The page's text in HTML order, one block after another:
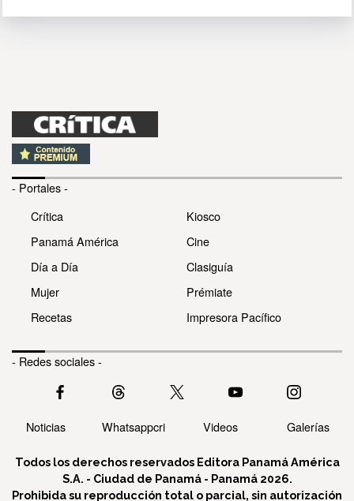
- Portales -
Crítica
Panamá América
Día a Día
Mujer
Recetas
Kiosco
Cine
Clasiguía
Prémiate
Impresora Pacífico
- Redes sociales -
Noticias Whatsappcri Videos Galerías
Todos los derechos reservados Editora Panamá América
S.A. - Ciudad de Panamá - Panamá 2026.
Prohibida su reproducción total o parcial, sin autorización